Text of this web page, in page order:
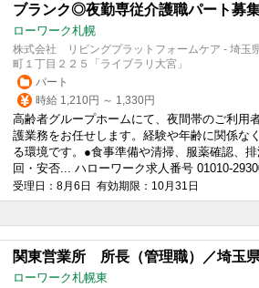
ブランク◎夜勤専従介護職パート募
ローワーク札幌
株式会社 リビングプラットフォームケア - 埼玉
町１丁目２２５「ライブラリ大宮」
パート
時給 1,210円 ～ 1,330円
高齢者グループホームにて、夜間帯のご利用
護業務をお任せします。経験や年齢に関係な
る環境です。●食事準備や清掃、服薬確認、
回・安否... ハローワーク求人番号 01010-
受理日：8月6日 有効期限：10月31日
関東営業所 所長（管理職）／埼玉
ローワーク札幌東